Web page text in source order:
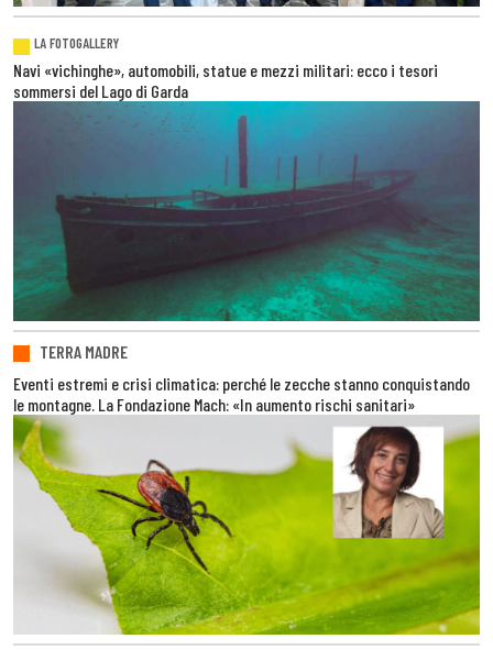
LA FOTOGALLERY
Navi «vichinghe», automobili, statue e mezzi militari: ecco i tesori
sommersi del Lago di Garda
TERRA MADRE
Eventi estremi e crisi climatica: perché le zecche stanno conquistando
le montagne. La Fondazione Mach: «In aumento rischi sanitari»